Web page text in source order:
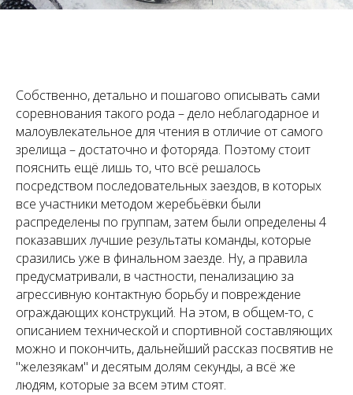
Собственно, детально и пошагово описывать сами
соревнования такого рода – дело неблагодарное и
малоувлекательное для чтения в отличие от самого
зрелища – достаточно и фоторяда. Поэтому стоит
пояснить ещё лишь то, что всё решалось
посредством последовательных заездов, в которых
все участники методом жеребьёвки были
распределены по группам, затем были определены 4
показавших лучшие результаты команды, которые
сразились уже в финальном заезде. Ну, а правила
предусматривали, в частности, пенализацию за
агрессивную контактную борьбу и повреждение
ограждающих конструкций. На этом, в общем-то, с
описанием технической и спортивной составляющих
можно и покончить, дальнейший рассказ посвятив не
"железякам" и десятым долям секунды, а всё же
людям, которые за всем этим стоят.